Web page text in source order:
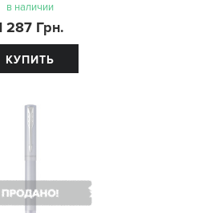
в наличии
287 Грн.
КУПИТЬ